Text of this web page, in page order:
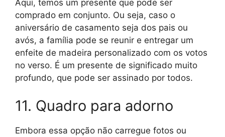
Aqui, temos um presente que pode ser
comprado em conjunto. Ou seja, caso o
aniversário de casamento seja dos pais ou
avós, a família pode se reunir e entregar um
enfeite de madeira personalizado com os votos
no verso. É um presente de significado muito
profundo, que pode ser assinado por todos.
11. Quadro para adorno
Embora essa opção não carregue fotos ou